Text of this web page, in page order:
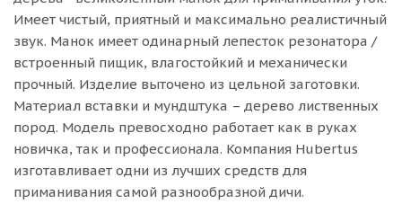
Имеет чистый, приятный и максимально реалистичный
звук. Манок имеет одинарный лепесток резонатора /
встроенный пищик, влагостойкий и механически
прочный. Изделие выточено из цельной заготовки.
Материал вставки и мундштука – дерево лиственных
пород. Модель превосходно работает как в руках
новичка, так и профессионала. Компания Hubertus
изготавливает одни из лучших средств для
приманивания самой разнообразной дичи.